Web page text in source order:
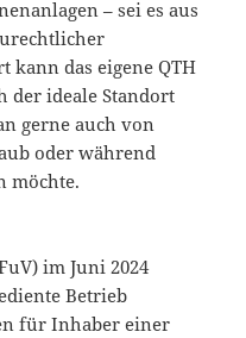
– sei es aus
kann das eigene QTH
der ideale Standort
gerne auch von
oder während
möchte.
im Juni 2024
Betrieb
für Inhaber einer